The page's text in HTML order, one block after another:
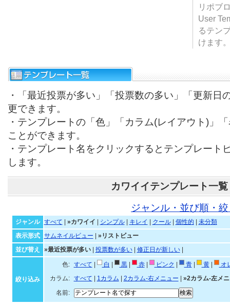
リポブ
User
るテン
けます
・「最近投票が多い」「投票数の多い」「更新日
更できます。
・テンプレートの「色」「カラム(レイアウト)」
ことができます。
・テンプレート名をクリックするとテンプレート
します。
カワイイテンプレート一覧
ジャンル・並び順・
ジャンル すべて »カワイイ シンプル| キレイ クール| 個性的
未分類
表示形式
サムネイルビュー
»リストビュー
並び替え
»最近投票が多い| 投票数が多い| 修正日が新しい|
絞り込み
色: すべて 白 黒| 赤| ピンク 青| 黄|
オ
カラム:
すべて 1カラム 2カラム-右メニュー
»2カラム-左メ
名前: